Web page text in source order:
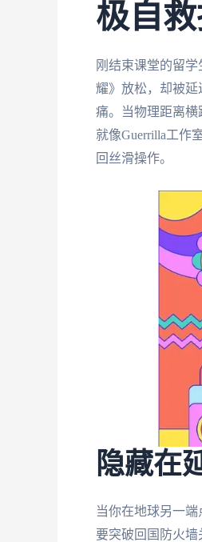
极自
刚结束课堂的留
耀》放松，却被
痛。当物理距离横
就像Guerrilla工作
回丝滑操作。
隐藏在
当你在地球另一
要突破回国防火